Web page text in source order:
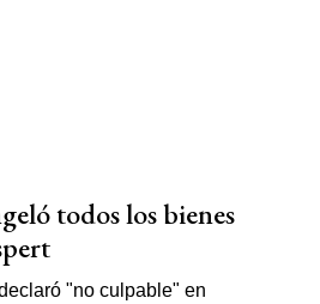
todos los bienes